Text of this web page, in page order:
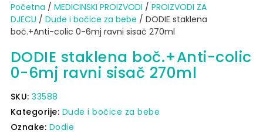
Početna / MEDICINSKI PROIZVODI / PROIZVODI ZA
DJECU / Dude i bočice za bebe / DODIE staklena
boč.+Anti-colic 0-6mj ravni sisač 270ml
DODIE staklena boč.+Anti-colic
0-6mj ravni sisač 270ml
SKU:33588
Kategorije: Dude i bočice za bebe
Oznake: Dodie